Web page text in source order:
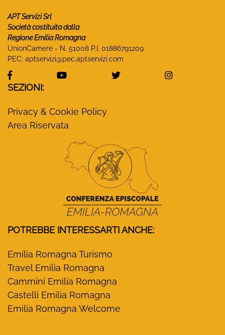
APT Servizi Srl
Società costituita dalla
Regione Emilia Romagna
UnionCamere - N. 51008 P.I. 01886791209.
PEC: aptservizi@pec.aptservizi.com
visita la pagina Facebook di Monasteri Emilia-
visita la pagina YouTube di
visita la pagina Twitter
visita la
SEZIONI:
Privacy & Cookie Policy
Area Riservata
POTREBBE INTERESSARTI ANCHE:
Emilia Romagna Turismo
Travel Emilia Romagna
Cammini Emilia Romagna
Castelli Emilia Romagna
Emilia Romagna Welcome